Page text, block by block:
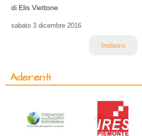
di Elis Viettone
sabato 3 dicembre 2016
Indietro
Aderenti